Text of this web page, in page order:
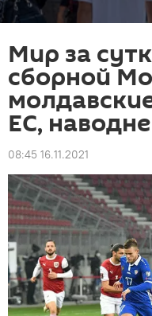
Мир за
сборной
ЕС,
08:45 16.11.2021